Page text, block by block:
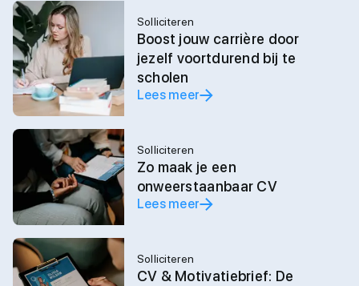
Solliciteren
Boost jouw carrière door
jezelf voortdurend bij te
scholen
Lees meer
Solliciteren
Zo maak je een
onweerstaanbaar CV
Lees meer
Solliciteren
CV & Motivatiebrief: De